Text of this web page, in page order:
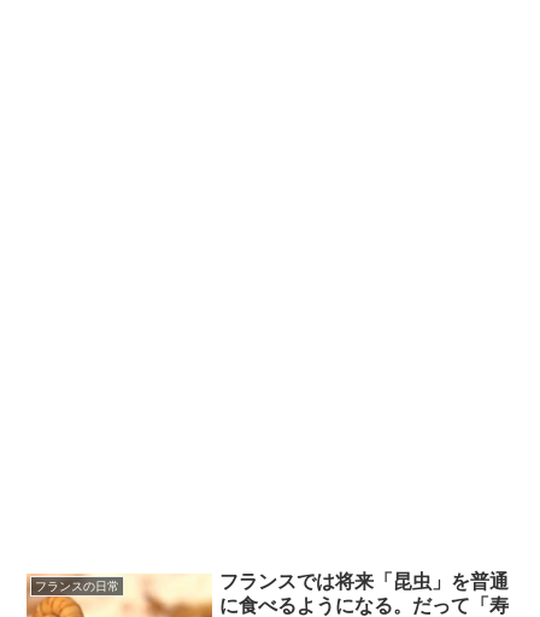
フランスの日常
フランスでは将来「昆虫」を普通
に食べるようになる。だって「寿